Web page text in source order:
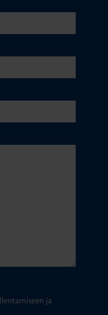
ja